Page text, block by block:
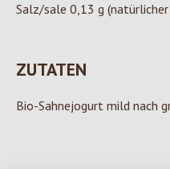
Salz/sale 0,13 g
ZUTATEN
Bio-Sahnejogurt mild nach